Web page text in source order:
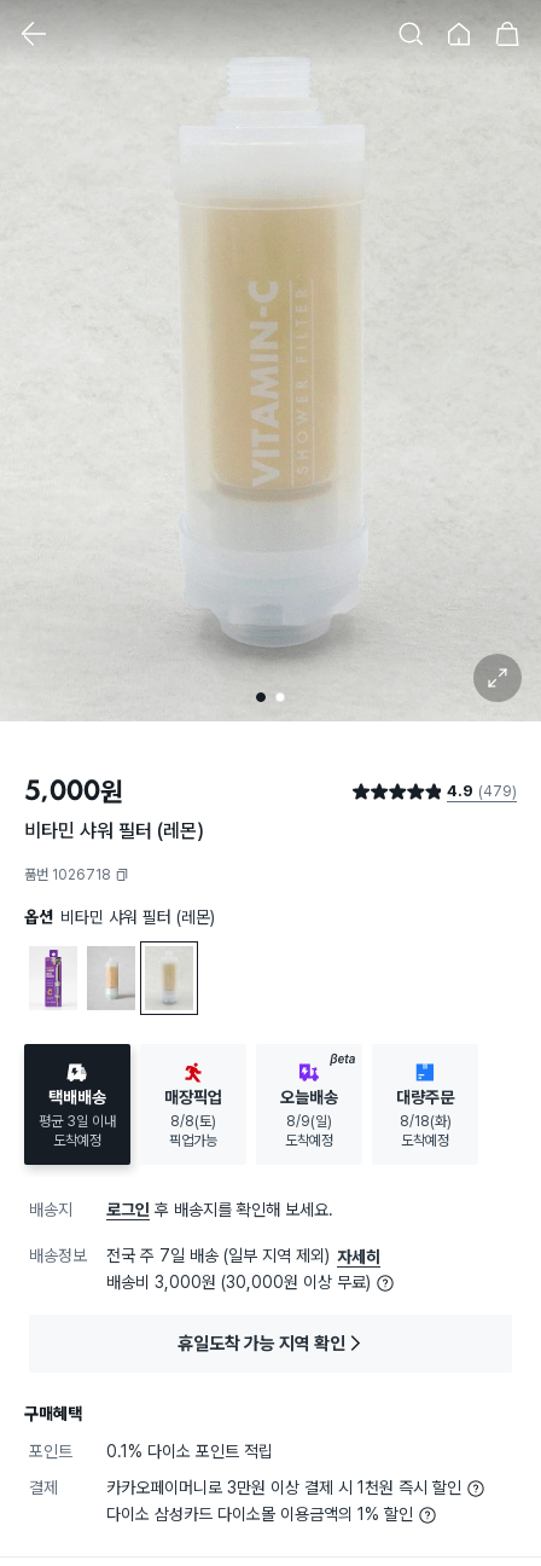
1 2
확대 보기
5,000원 별점 4.9점 4.9 (479)
비타민 샤워 필터 (레몬)
품번 1026718
옵션 비타민 샤워 필터 (레몬)
비타민 샤워 필터 (라벤다)
비타민 샤워 필터 체리블라썸향
비타민 샤워 필터 (레몬)
택배배송
평균 3일 이내
도착예정
매장픽업
8/8(토)
픽업가능
BETA
오늘배송
8/9(일)
도착예정
대량주문
8/18(화)
도착예정
배송지 로그인 후 배송지를 확인해 보세요.
배송정보 전국 주 7일 배송 (일부 지역 제외) 자세히
배송비 3,000원 (30,000원 이상 무료)
휴일도착 가능 지역 확인
구매혜택
포인트
0.1% 다이소 포인트 적립
결제
카카오페이머니로 3만원 이상 결제 시 1천원 즉시 할인
다이소 삼성카드 다이소몰 이용금액의 1% 할인